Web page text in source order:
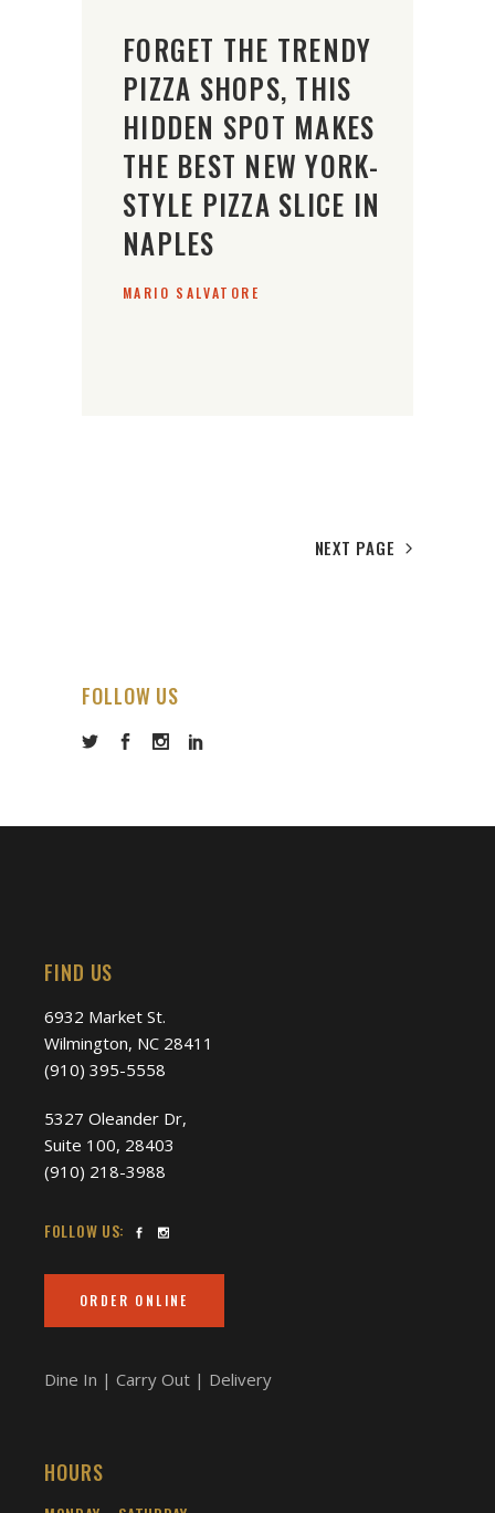
FORGET THE TRENDY
PIZZA SHOPS, THIS
HIDDEN SPOT MAKES
THE BEST NEW YORK-
STYLE PIZZA SLICE IN
NAPLES
MARIO SALVATORE
NEXT PAGE
FOLLOW US
FIND US
6932 Market St.
Wilmington, NC 28411
(910) 395-5558
5327 Oleander Dr,
Suite 100, 28403
(910) 218-3988
FOLLOW US:
ORDER ONLINE
Dine In | Carry Out | Delivery
HOURS